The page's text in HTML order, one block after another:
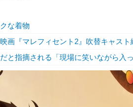
な着物
画『マレフィセント2』吹替キャスト
と指摘される「現場に笑いながら入っ